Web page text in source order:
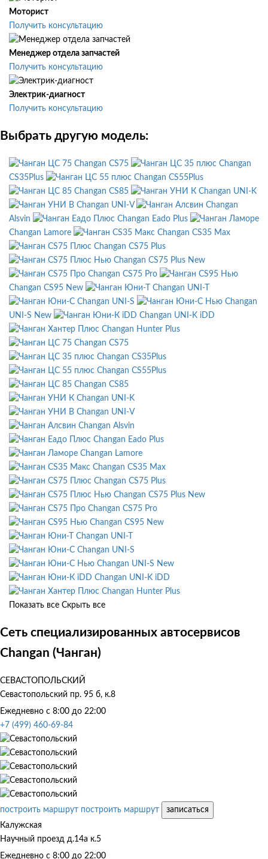
Моторист
Получить консультацию
Менеджер отдела запчастей
Получить консультацию
Электрик-диагност
Получить консультацию
Выбрать другую модель:
Changan CS75
Changan
CS35Plus
Changan CS55Plus
Changan CS85
Changan UNI-K
Changan UNI-V
Changan
Alsvin
Changan Eado Plus
Changan Lamore
Changan CS35 Max
Changan CS75 Plus
Changan CS75 Plus New
Changan CS75 Pro
Changan CS95 New
Changan UNI-T
Changan UNI-S
Changan
UNI-S New
Changan UNI-K iDD
Changan Hunter Plus
Changan CS75
Changan CS35Plus
Changan CS55Plus
Changan CS85
Changan UNI-K
Changan UNI-V
Changan Alsvin
Changan Eado Plus
Changan Lamore
Changan CS35 Max
Changan CS75 Plus
Changan CS75 Plus New
Changan CS75 Pro
Changan CS95 New
Changan UNI-T
Changan UNI-S
Changan UNI-S New
Changan UNI-K iDD
Changan Hunter Plus
Показать все Скрыть все
Сеть специализированных автосервисов
Changan (Чанган)
СЕВАСТОПОЛЬСКИЙ
Севастопольский пр. 95 б, к.8
Ежедневно с 8:00 до 22:00
+7 (499) 460-69-84
построить маршрут построить маршрут
записаться
Калужская
Научный проезд д.14а к.5
Ежедневно с 8:00 до 22:00